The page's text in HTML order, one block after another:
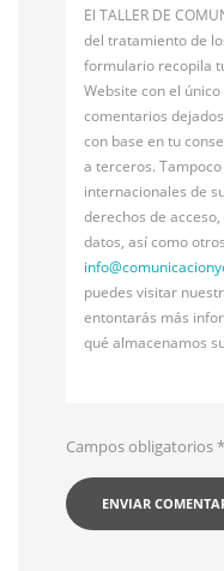
El TALLER DE
del tratamiento de
formulario recopila
Website con el
comentarios
con base en tu
a terceros.
internacionales de
derechos de
datos, así como
info@
puedes visitar
entontarás más
qué almacenamos
Campos obligatorios*